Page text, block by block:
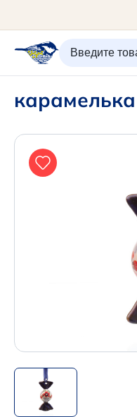
ИЗБРАННОЕ
Орнаменты
О керамике
Оплата и доставка
Подарочные
+7
.